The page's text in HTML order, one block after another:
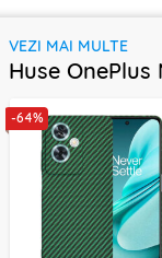
VEZI MAI MULTE
Huse OnePlus
-64%